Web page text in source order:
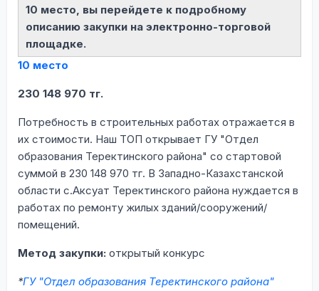
10 место, вы перейдете к подробному
описанию закупки на электронно-торговой
площадке.
10 место
230 148 970 тг.
Потребность в строительных работах отражается в
их стоимости. Наш ТОП открывает ГУ "Отдел
образования Теректинского района" со стартовой
суммой в 230 148 970 тг. В Западно-Казахстанской
области с.Аксуат Теректинского района нуждается в
работах по ремонту жилых зданий/сооружений/
помещений.
Метод закупки: открытый конкурс
*ГУ "Отдел образования Теректинского района"